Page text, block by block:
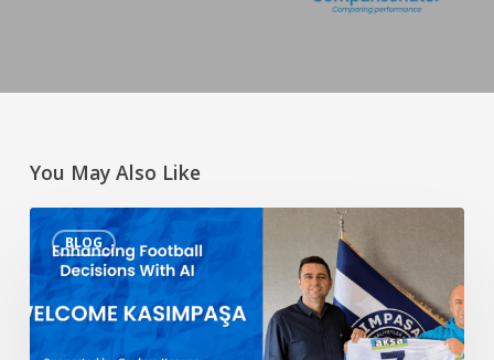
You May Also Like
BLOG
Migliorare
le
decisioni
sul